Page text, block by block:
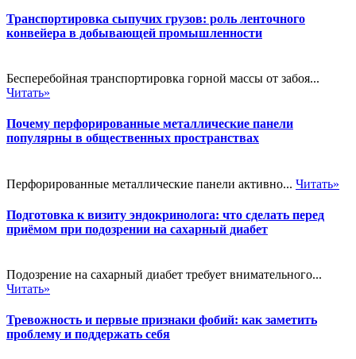
Транспортировка сыпучих грузов: роль ленточного
конвейера в добывающей промышленности
Бесперебойная транспортировка горной массы от забоя...
Читать»
Почему перфорированные металлические панели
популярны в общественных пространствах
Перфорированные металлические панели активно... Читать»
Подготовка к визиту эндокринолога: что сделать перед
приёмом при подозрении на сахарный диабет
Подозрение на сахарный диабет требует внимательного...
Читать»
Тревожность и первые признаки фобий: как заметить
проблему и поддержать себя